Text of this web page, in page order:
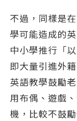
不過，同樣是
學可能造成的
中小學推行「
即大量引進外
英語教學鼓勵
用布偶、遊戲
機，比較不鼓